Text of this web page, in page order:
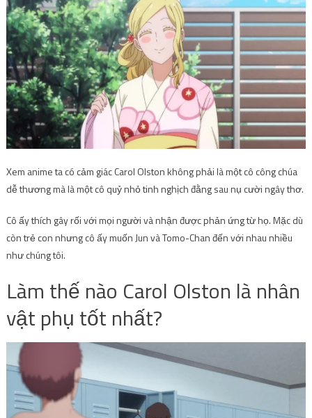
Xem anime ta có cảm giác Carol Olston không phải là một cô công chúa
dễ thương mà là một cô quỷ nhỏ tinh nghịch đằng sau nụ cười ngây thơ.
Cô ấy thích gây rối với mọi người và nhận được phản ứng từ họ. Mặc dù
còn trẻ con nhưng cô ấy muốn Jun và Tomo-Chan đến với nhau nhiều
như chúng tôi.
Làm thế nào Carol Olston là nhân
vật phụ tốt nhất?